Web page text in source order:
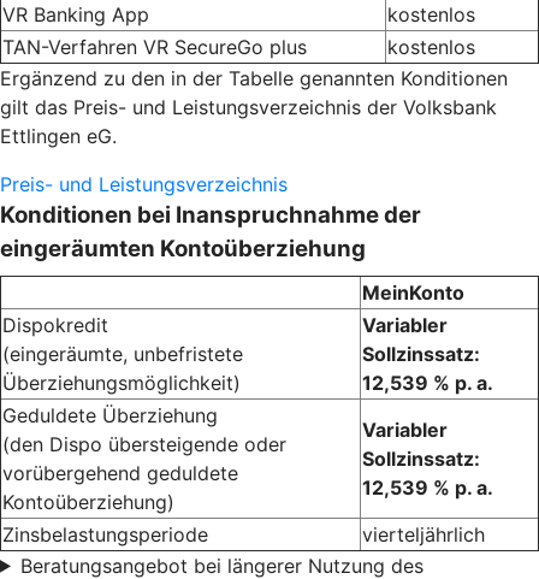
VR Banking App
kostenlos
TAN-Verfahren VR SecureGo plus
kostenlos
Ergänzend zu den in der Tabelle genannten Konditionen
gilt das Preis- und Leistungsverzeichnis der Volksbank
Ettlingen eG.
Preis- und Leistungsverzeichnis
Konditionen bei Inanspruchnahme der
eingeräumten Kontoüberziehung
MeinKonto
Dispokredit
(eingeräumte, unbefristete
Überziehungsmöglichkeit)
Variabler
Sollzinssatz:
12,539 % p. a.
Geduldete Überziehung
(den Dispo übersteigende oder
vorübergehend geduldete
Kontoüberziehung)
Variabler
Sollzinssatz:
12,539 % p. a.
Zinsbelastungsperiode
vierteljährlich
Beratungsangebot bei längerer Nutzung des